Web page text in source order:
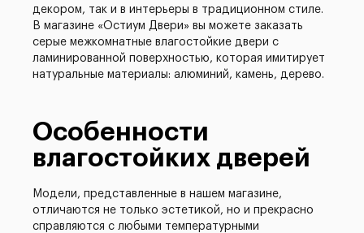
декором, так и в интерьеры в традиционном стиле.
В магазине «Остиум Двери» вы можете заказать
серые межкомнатные влагостойкие двери с
ламинированной поверхностью, которая имитирует
натуральные материалы: алюминий, камень, дерево.
Особенности
влагостойких дверей
Модели, представленные в нашем магазине,
отличаются не только эстетикой, но и прекрасно
справляются с любыми температурными